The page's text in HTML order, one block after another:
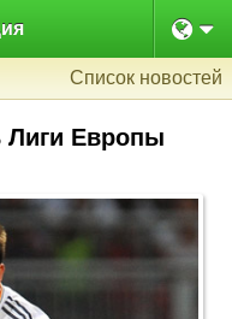
Список новостей
Лиги Европы